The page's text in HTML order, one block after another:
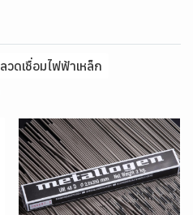
ลวดเชื่อมไฟฟ้าเหล็ก